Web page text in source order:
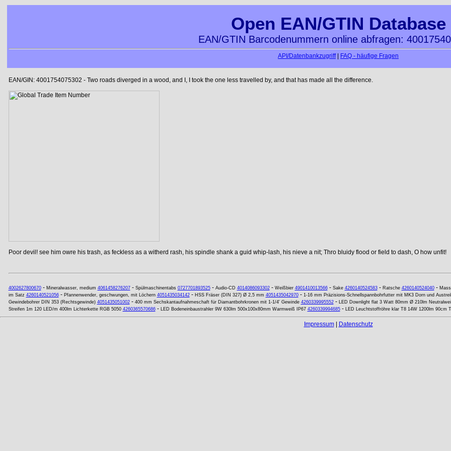
Open EAN/GTIN Database
EAN/GTIN Barcodenummern online abfragen:
API/Datenbankzugriff| FAQ - häufige Fragen
EAN/GIN: 4001754075302 - Two roads diverged in a wood, and I, I took the one less travelled by, and that has made all the difference.
Poor devil! see him owre his trash, as feckless as a witherd rash, his spindle shank a guid whip-lash, his nieve a nit; Thro bluidy flood or field to dash, O how unfit!
4002627800670- Mineralwasser, medium 4061458276207- Spülmaschinentabs 0727701893525- Audio-CD 4014086093302- Weißbier 4901410013566- Sake 4260140524583- Ratsche 4260140524040-
im Satz 4260140521056- Pfannenwender, geschwungen, mit Löchern 4051435034142- HSS Fräser (DIN 327) Ø 2,5 mm 4051435042970- 1-16 mm Präzisions-Schnellspannbohrfutter mit MK3 Dorn und
Gewindebohrer DIN 353 (Rechtsgewinde) 4051435051002- 400 mm Sechskantaufnahmeschaft für Diamantbohrkronen mit 1-1/4' Gewinde 4260339995552- LED Downlight flat 3 Watt 80mm Ø 210lm
Streifen 1m 120 LED/m 400lm Lichterkette RGB 5050 4260365570686- LED Bodeneinbaustrahler 9W 630lm 500x100x80mm Warmweiß IP67 4260339994685- LED Leuchtstoffröhre klar T8 14W 1200lm 90cm
Impressum| Datenschutz